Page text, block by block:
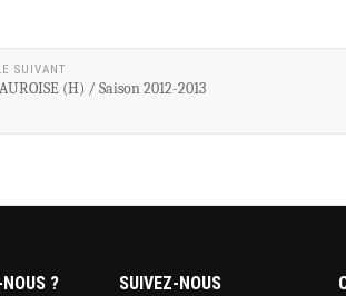
SUIVANT
(H) / Saison 2012-2013
? SUIVEZ-NOUS